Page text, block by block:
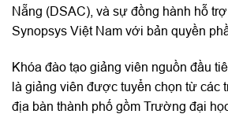
Nẵng (DSAC), và sự đồng hành hỗ
Synopsys Việt Nam với bản quyền
Khóa đào tạo giảng viên nguồn đầu
là giảng viên được tuyển chọn từ các
địa bàn thành phố gồm Trường đại